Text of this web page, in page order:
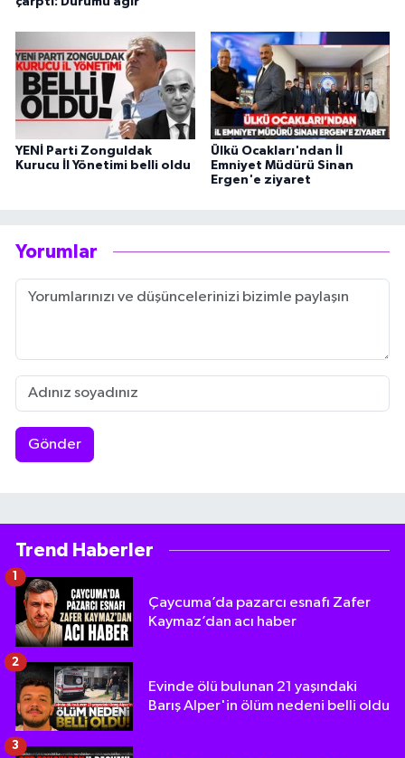
YENİ Parti Zonguldak
Kurucu İl Yönetimi belli oldu
Ülkü Ocakları'ndan İl
Emniyet Müdürü Sinan
Ergen'e ziyaret
Yorumlar
Gönder
Trend Haberler
Çaycuma’da pazarcı esnafı Zafer
Kaymaz’dan acı haber
Evinde ölü bulunan 21 yaşındaki
Barış Alper'in ölüm nedeni belli oldu
2
3